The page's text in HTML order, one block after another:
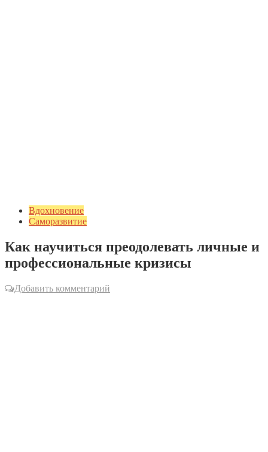
Вдохновение
Саморазвитие
Как научиться преодолевать личные и
профессиональные кризисы
Добавить комментарий